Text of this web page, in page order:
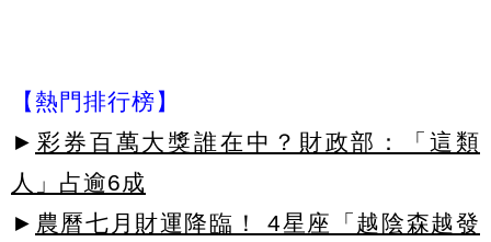
【熱門排行榜】
► 彩券百萬大獎誰在中？財政部：「這類
人」占逾6成
► 農曆七月財運降臨！ 4星座「越陰森越發